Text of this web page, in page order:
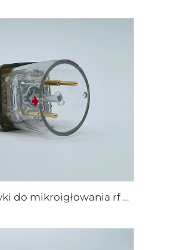
Sylfirm X końcówki do mikroigłowania rf X-25